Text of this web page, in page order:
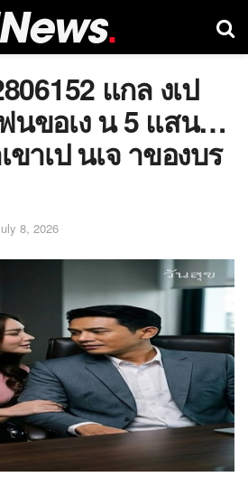
แกล งเป
นขอเง น 5 แสน…
ขาเป นเจ าของบร
8, 2026